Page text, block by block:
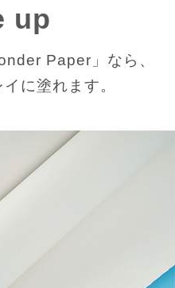
up
Paper」なら、
に塗れます。